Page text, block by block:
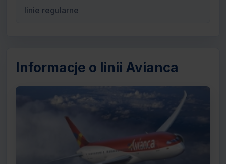
linie regularne
Informacje o linii Avianca